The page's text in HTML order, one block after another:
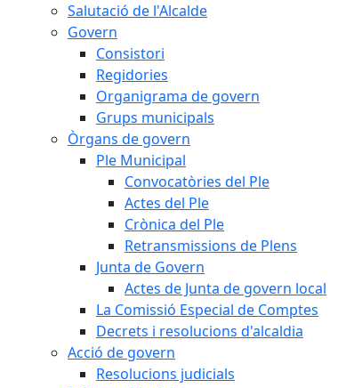
Salutació de l'Alcalde
Govern
Consistori
Regidories
Organigrama de govern
Grups municipals
Òrgans de govern
Ple Municipal
Convocatòries del Ple
Actes del Ple
Crònica del Ple
Retransmissions de Plens
Junta de Govern
Actes de Junta de govern local
La Comissió Especial de Comptes
Decrets i resolucions d'alcaldia
Acció de govern
Resolucions judicials